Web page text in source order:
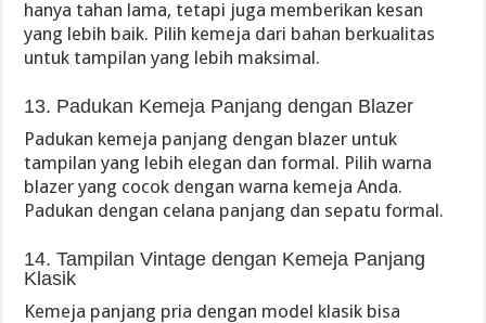
hanya tahan lama, tetapi juga memberikan kesan
yang lebih baik. Pilih kemeja dari bahan berkualitas
untuk tampilan yang lebih maksimal.
13. Padukan Kemeja Panjang dengan Blazer
Padukan kemeja panjang dengan blazer untuk
tampilan yang lebih elegan dan formal. Pilih warna
blazer yang cocok dengan warna kemeja Anda.
Padukan dengan celana panjang dan sepatu formal.
14. Tampilan Vintage dengan Kemeja Panjang
Klasik
Kemeja panjang pria dengan model klasik bisa